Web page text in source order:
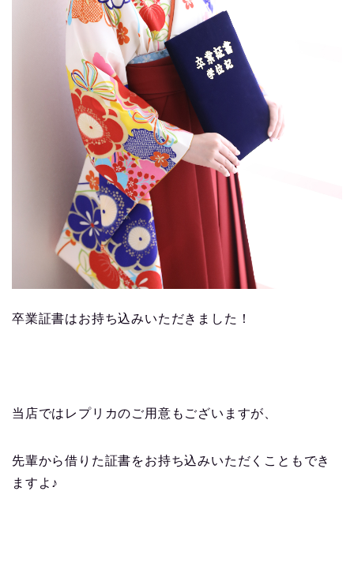
卒業証書はお持ち込みいただきました！
当店ではレプリカのご用意もございますが、
先輩から借りた証書をお持ち込みいただくこともでき
ますよ♪